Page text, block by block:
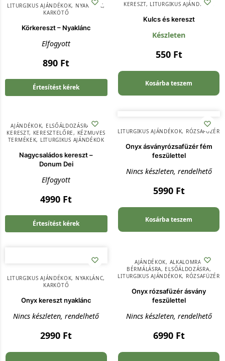
LITURGIKUS AJÁNDÉKOK, NYAKLÁNC,
KARKÖTŐ
Körkereszt – Nyaklánc
Elfogyott
890 Ft
Értesítést kérek
KERESZT, LITURGIKUS AJÁNDÉKOK
Kulcs és kereszt
Készleten
550 Ft
Kosárba teszem
AJÁNDÉKOK, ELSŐÁLDOZÁSRA ,FA
KERESZT, KERESZTELŐRE, KÉZMŰVES
TERMÉKEK, LITURGIKUS AJÁNDÉKOK
Nagycsaládos kereszt –
Donum Dei
Elfogyott
4990 Ft
Értesítést kérek
LITURGIKUS AJÁNDÉKOK, RÓZSAFÜZÉR
Onyx ásványrózsafüzér fém
feszülettel
Nincs készleten, rendelhető
5990 Ft
Kosárba teszem
LITURGIKUS AJÁNDÉKOK, NYAKLÁNC,
KARKÖTŐ
Onyx kereszt nyaklánc
Nincs készleten, rendelhető
2990 Ft
AJÁNDÉKOK, ALKALOMRA
BÉRMÁLÁSRA, ELSŐÁLDOZÁSRA,
LITURGIKUS AJÁNDÉKOK, RÓZSAFÜZÉR
Onyx rózsafüzér ásvány
feszülettel
Nincs készleten, rendelhető
6990 Ft